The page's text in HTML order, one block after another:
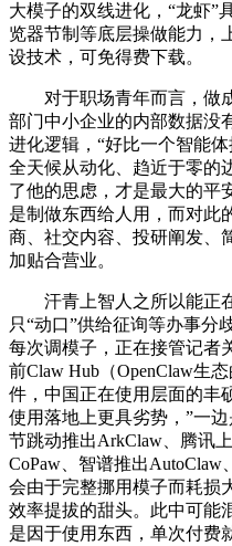
大模子的双线进化，“龙虾”
览器节制等底层操做能力，
设技术，可免得费下载。
对于职场青年而言，做成
部门中小企业的内部数据没
进化逻辑，“好比一个智能
全天候从动化、趋近于零的
了他的思虑，才是最大的平
是制做东西给人用，而对此
商、社交内容、投研阐发、
加贴合营业。
汗青上智人之所以能正在
只“动口”供给征询等办事分
每次调模子，正在接管记者
前Claw Hub（OpenClaw生
件，中国正在使用层面的丰
使用落地上更具劣势，”一
节跳动推出ArkClaw、腾讯
CoPaw、智谱推出
会由于完整挪用模子而耗损
效率提拔的甜头。此中可能
是因于使用东西，单次付费